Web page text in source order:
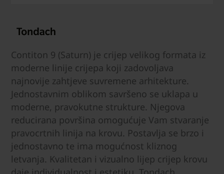
Contiton 9 (Saturn) je crijep velikog formata iz
moderne linije crijepa koji zadovoljava
najnovije zahtjeve suvremene arhitekture.
Jednostavnim oblikom savršeno se uklapa u
moderne, pravokutne strukture. Njegova
reducirana površina omogućuje Vam stvaranje
pravocrtnih linija na krovu. Postavlja se brzo i
jednostavno te ima mogućnost kliznog
letvanja. Kvalitetan i vizualno lijep crijep krovu